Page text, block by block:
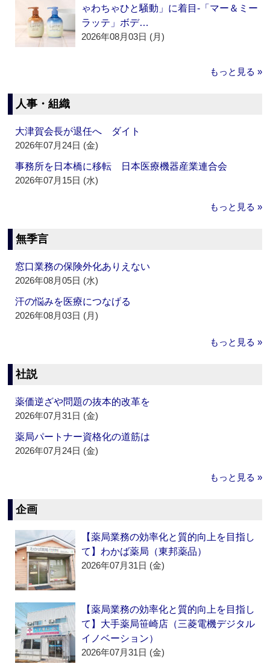
ゃわちゃひと騒動」に着目‐「マー＆ミー
ラッテ」ボデ…
2026年08月03日 (月)
もっと見る »
人事・組織
大津賀会長が退任へ ダイト
2026年07月24日 (金)
事務所を日本橋に移転 日本医療機器産業連合会
2026年07月15日 (水)
もっと見る »
無季言
窓口業務の保険外化ありえない
2026年08月05日 (水)
汗の悩みを医療につなげる
2026年08月03日 (月)
もっと見る »
社説
薬価逆ざや問題の抜本的改革を
2026年07月31日 (金)
薬局パートナー資格化の道筋は
2026年07月24日 (金)
もっと見る »
企画
【薬局業務の効率化と質的向上を目指し
て】わかば薬局（東邦薬品）
2026年07月31日 (金)
【薬局業務の効率化と質的向上を目指し
て】大手薬局笹崎店（三菱電機デジタル
イノベーション）
2026年07月31日 (金)